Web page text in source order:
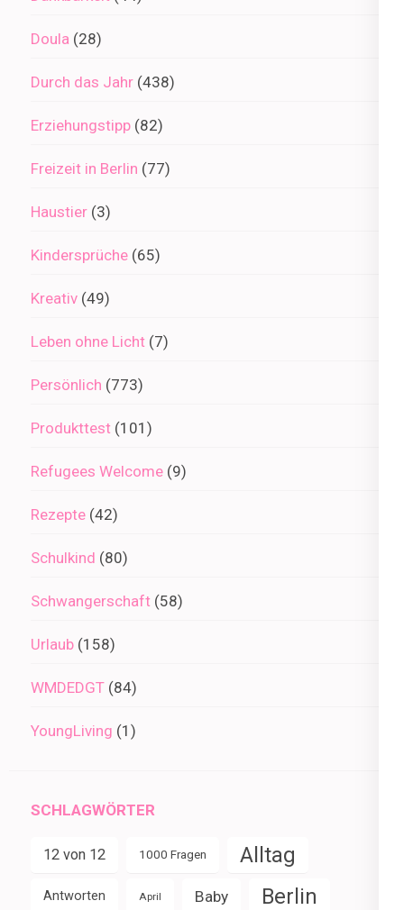
Doula (28)
Durch das Jahr (438)
Erziehungstipp (82)
Freizeit in Berlin (77)
Haustier (3)
Kindersprüche (65)
Kreativ (49)
Leben ohne Licht (7)
Persönlich (773)
Produkttest (101)
Refugees Welcome (9)
Rezepte (42)
Schulkind (80)
Schwangerschaft (58)
Urlaub (158)
WMDEDGT (84)
YoungLiving (1)
SCHLAGWÖRTER
12 von 12 1000 Fragen Alltag
Antworten April Baby Berlin